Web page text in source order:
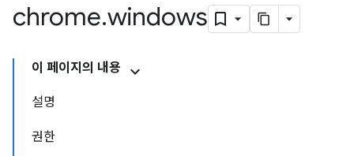
chrome.windows
이 페이지의 내용
설명
권한